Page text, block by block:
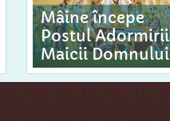
Mâine începe
Postul Adormirii
Maicii Domnului